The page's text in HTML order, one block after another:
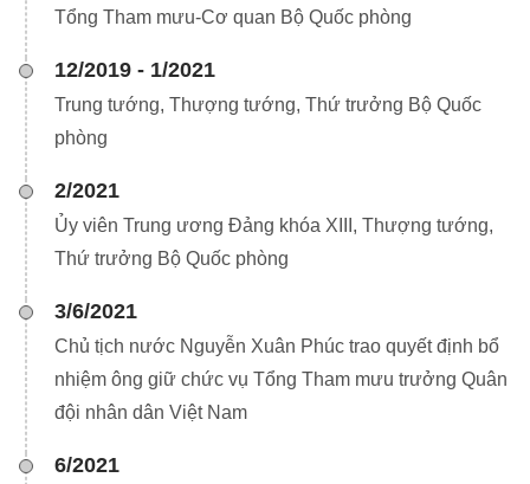
Tổng Tham mưu-Cơ quan Bộ Quốc phòng
12/2019 - 1/2021
Trung tướng, Thượng tướng, Thứ trưởng Bộ Quốc
phòng
2/2021
Ủy viên Trung ương Đảng khóa XIII, Thượng tướng,
Thứ trưởng Bộ Quốc phòng
3/6/2021
Chủ tịch nước Nguyễn Xuân Phúc trao quyết định bổ
nhiệm ông giữ chức vụ Tổng Tham mưu trưởng Quân
đội nhân dân Việt Nam
6/2021